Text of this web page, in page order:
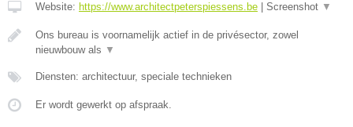
Website: https://www.architectpeterspiessens.be Screenshot ▼
Ons bureau is voornamelijk actief in de privésector, zowel
nieuwbouw als ▼
Diensten: architectuur, speciale technieken
Er wordt gewerkt op afspraak.